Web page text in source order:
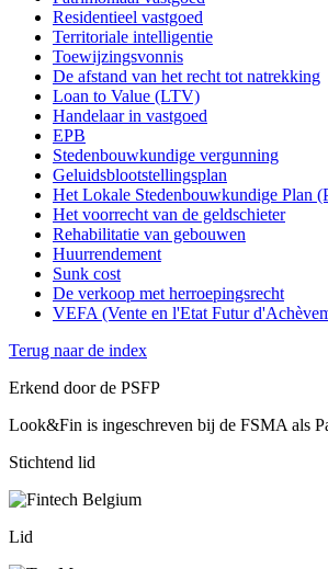
Residentieel vastgoed
Territoriale intelligentie
Toewijzingsvonnis
De afstand van het recht tot natrekking
Loan to Value (LTV)
Handelaar in vastgoed
EPB
Stedenbouwkundige vergunning
Geluidsblootstellingsplan
Het Lokale Stedenbouwkundige Plan
Het voorrecht van de geldschieter
Rehabilitatie van gebouwen
Huurrendement
Sunk cost
De verkoop met herroepingsrecht
VEFA (Vente en l'Etat Futur
Terug naar de index
Erkend door de PSFP
Look&Fin is ingeschreven bij de FSMA als
Stichtend lid
Lid